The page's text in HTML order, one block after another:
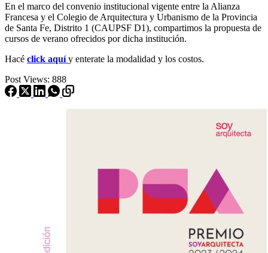
En el marco del convenio institucional vigente entre la Alianza
Francesa y el Colegio de Arquitectura y Urbanismo de la Provincia
de Santa Fe, Distrito 1 (CAUPSF D1), compartimos la propuesta de
cursos de verano ofrecidos por dicha institución.
Hacé click aquíy enterate la modalidad y los costos.
Post Views: 888